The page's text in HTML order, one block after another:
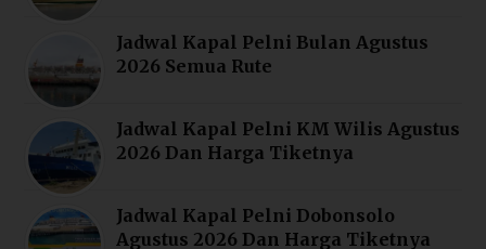
Jadwal Kapal Pelni Bulan Agustus
2026 Semua Rute
Jadwal Kapal Pelni KM Wilis Agustus
2026 Dan Harga Tiketnya
Jadwal Kapal Pelni Dobonsolo
Agustus 2026 Dan Harga Tiketnya